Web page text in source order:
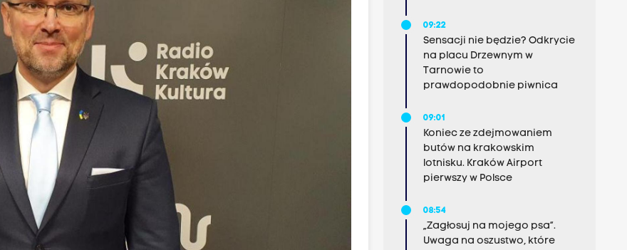
09:22
Sensacji nie będzie? Odkrycie
na placu Drzewnym w
Tarnowie to
prawdopodobnie piwnica
09:01
Koniec ze zdejmowaniem
butów na krakowskim
lotnisku. Kraków Airport
pierwszy w Polsce
08:54
„Zagłosuj na mojego psa”.
Uwaga na oszustwo, które